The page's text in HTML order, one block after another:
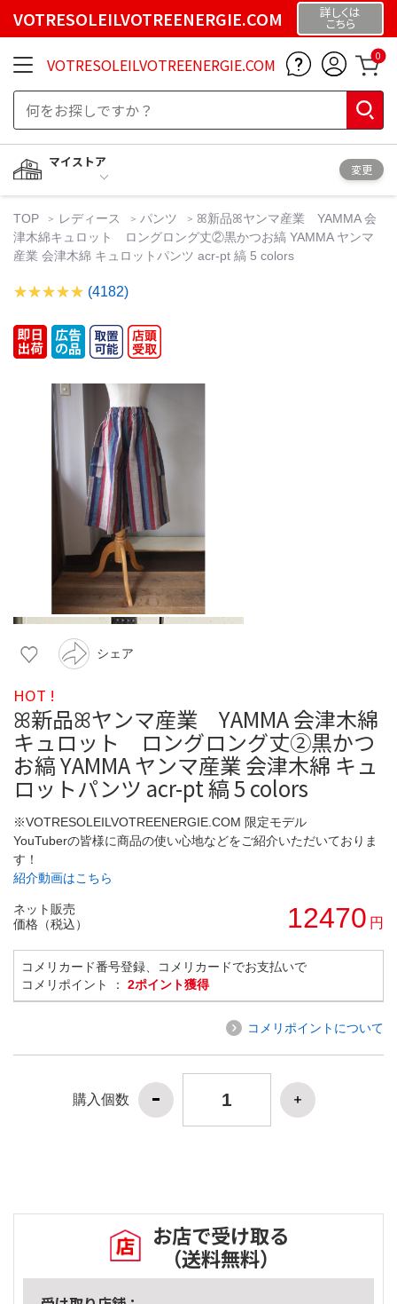
VOTRESOLEILVOTREENERGIE.COM 詳しくは
こちら
VOTRESOLEILVOTREENERGIE.COM 0
マイストア
変更
TOP レディース パンツ
ꕤ新品ꕤヤンマ産業 YAMMA 会
津木綿キュロット ロングロング丈②黒かつお縞 YAMMA ヤンマ
産業 会津木綿 キュロットパンツ acr-pt 縞 5 colors
(4182)
シェア
HOT !
ꕤ新品ꕤヤンマ産業 YAMMA 会津木綿
キュロット ロングロング丈②黒かつ
お縞 YAMMA ヤンマ産業 会津木綿 キュ
ロットパンツ acr-pt 縞 5 colors
※VOTRESOLEILVOTREENERGIE.COM 限定モデル
YouTuberの皆様に商品の使い心地などをご紹介いただいておりま
す！
紹介動画はこちら
ネット販売
価格（税込）
12470 円
コメリカード番号登録、コメリカードでお支払いで
コメリポイント ： 2ポイント獲得
コメリポイントについて
購入個数
お店で受け取る
（送料無料）